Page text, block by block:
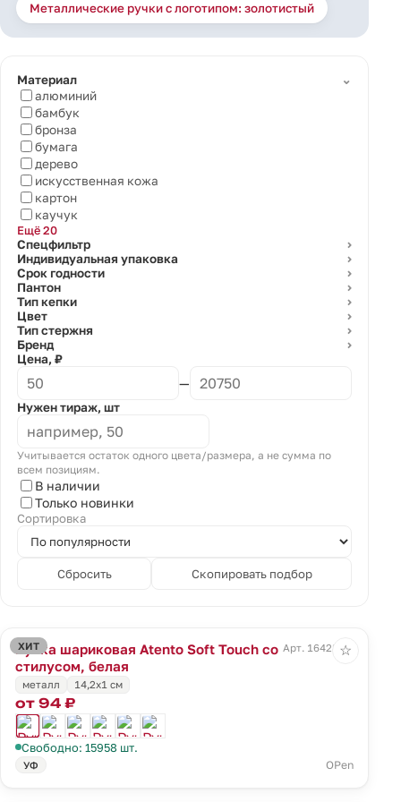
Металлические ручки с логотипом: золотистый
Материал
⌄
алюминий
бамбук
бронза
бумага
дерево
искусственная кожа
картон
каучук
Ещё 20
Спецфильтр
⌄
Индивидуальная упаковка ⌄
Срок годности ⌄
Пантон ⌄
Тип кепки ⌄
Цвет ⌄
Тип стержня ⌄
Бренд ⌄
Цена, ₽
—
Нужен тираж, шт
Учитывается остаток одного цвета/размера, а не сумма по
всем позициям.
В наличии
Только новинки
Сортировка
Сбросить Скопировать подбор
ХИТ
Ручка шариковая Atento Soft Touch со
стилусом, белая
Арт. 16428.60
металл 14,2х1 см
от 94 ₽
Свободно: 15958 шт.
УФ OPen
☆